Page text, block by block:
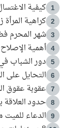
1 كيفية
2 كراهية المرأة
3 شهر المحرم
4 أهمية
5 دور الشباب
6 التحايل على
7 عقوبة عقوق
8 حدود
9 الدعاء للميت